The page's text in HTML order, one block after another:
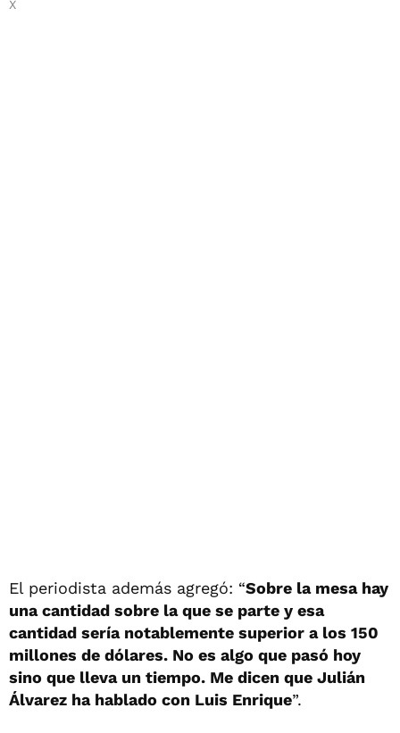
X
El periodista además agregó: “Sobre la mesa hay
una cantidad sobre la que se parte y esa
cantidad sería notablemente superior a los 150
millones de dólares. No es algo que pasó hoy
sino que lleva un tiempo. Me dicen que Julián
Álvarez ha hablado con Luis Enrique”.